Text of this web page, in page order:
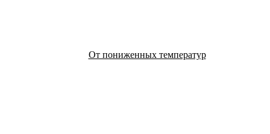
От пониженных температур